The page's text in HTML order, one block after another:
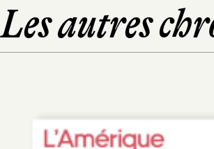
Les autres